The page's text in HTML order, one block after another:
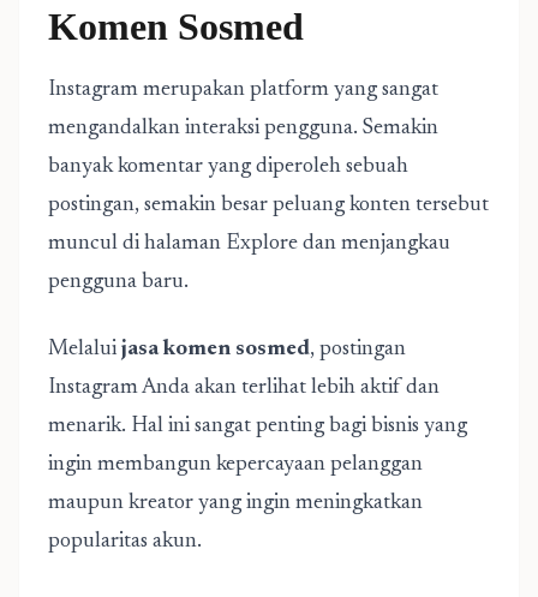
Komen Sosmed
Instagram merupakan platform yang sangat
mengandalkan interaksi pengguna. Semakin
banyak komentar yang diperoleh sebuah
postingan, semakin besar peluang konten tersebut
muncul di halaman Explore dan menjangkau
pengguna baru.
Melalui jasa komen sosmed, postingan
Instagram Anda akan terlihat lebih aktif dan
menarik. Hal ini sangat penting bagi bisnis yang
ingin membangun kepercayaan pelanggan
maupun kreator yang ingin meningkatkan
popularitas akun.